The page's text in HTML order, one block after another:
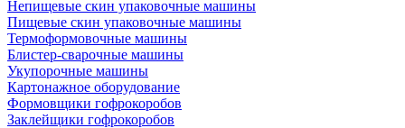
Непищевые скин упаковочные машины
Пищевые скин упаковочные машины
Термоформовочные машины
Блистер-сварочные машины
Укупорочные машины
Картонажное оборудование
Формовщики гофрокоробов
Заклейщики гофрокоробов